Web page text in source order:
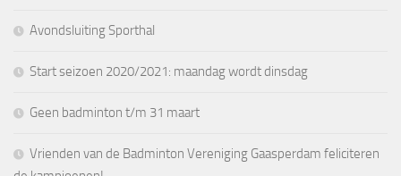
Avondsluiting Sporthal
Start seizoen 2020/2021: maandag wordt dinsdag
Geen badminton t/m 31 maart
Vrienden van de Badminton Vereniging Gaasperdam feliciteren